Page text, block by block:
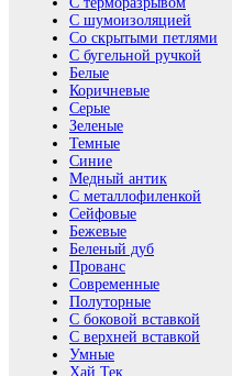
С шумоизоляцией
Со скрытыми петлями
С бугельной ручкой
Белые
Коричневые
Серые
Зеленые
Темные
Синие
Медный антик
С металлофиленкой
Сейфовые
Бежевые
Беленый дуб
Прованс
Современные
Полуторные
С боковой вставкой
С верхней вставкой
Умные
Хай Тек